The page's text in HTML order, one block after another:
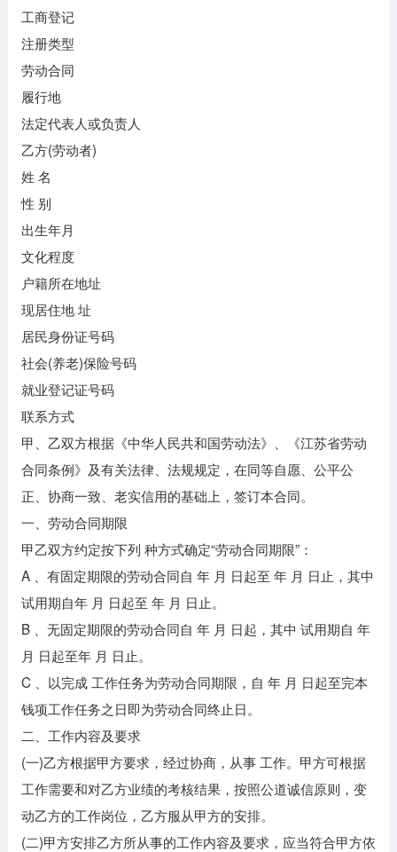
工商登记
注册类型
劳动合同
履行地
法定代表人或负责人
乙方(劳动者)
姓 名
性 别
出生年月
文化程度
户籍所在地址
现居住地 址
居民身份证号码
社会(养老)保险号码
就业登记证号码
联系方式
甲、乙双方根据《中华人民共和国劳动法》、《江苏省劳动
合同条例》及有关法律、法规规定，在同等自愿、公平公
正、协商一致、老实信用的基础上，签订本合同。
一、劳动合同期限
甲乙双方约定按下列 种方式确定“劳动合同期限”：
A 、有固定期限的劳动合同自 年 月 日起至 年 月 日止，其中
试用期自年 月 日起至 年 月 日止。
B 、无固定期限的劳动合同自 年 月 日起，其中 试用期自 年
月 日起至年 月 日止。
C 、以完成 工作任务为劳动合同期限，自 年 月 日起至完本
钱项工作任务之日即为劳动合同终止日。
二、工作内容及要求
(一)乙方根据甲方要求，经过协商，从事 工作。甲方可根据
工作需要和对乙方业绩的考核结果，按照公道诚信原则，变
动乙方的工作岗位，乙方服从甲方的安排。
(二)甲方安排乙方所从事的工作内容及要求，应当符合甲方依